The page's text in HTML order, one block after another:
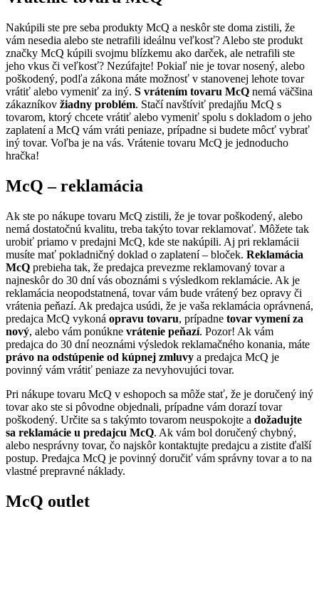
Nakúpili ste pre seba produkty McQ a neskôr ste doma zistili, že
vám nesedia alebo ste netrafili ideálnu veľkosť? Alebo ste produkt
značky McQ kúpili svojmu blízkemu ako darček, ale netrafili ste
jeho vkus či veľkosť? Nezúfajte! Pokiaľ nie je tovar nosený, alebo
poškodený, podľa zákona máte možnosť v stanovenej lehote tovar
vrátiť alebo vymeniť za iný. S vrátením tovaru McQ nemá väčšina
zákazníkov žiadny problém. Stačí navštíviť predajňu McQ s
tovarom, ktorý chcete vrátiť alebo vymeniť spolu s dokladom o jeho
zaplatení a McQ vám vráti peniaze, prípadne si budete môcť vybrať
iný tovar. Voľba je na vás. Vrátenie tovaru McQ je jednoducho
hračka!
McQ – reklamácia
Ak ste po nákupe tovaru McQ zistili, že je tovar poškodený, alebo
nemá dostatočnú kvalitu, treba takýto tovar reklamovať. Môžete tak
urobiť priamo v predajni McQ, kde ste nakúpili. Aj pri reklamácii
musíte mať pokladničný doklad o zaplatení – bloček. Reklamácia
McQ prebieha tak, že predajca prevezme reklamovaný tovar a
najneskôr do 30 dní vás oboznámi s výsledkom reklamácie. Ak je
reklamácia neopodstatnená, tovar vám bude vrátený bez opravy či
vrátenia peňazí. Ak predajca usúdi, že je vaša reklamácia oprávnená,
predajca McQ vykoná opravu tovaru, prípadne tovar vymení za
nový, alebo vám ponúkne vrátenie peňazí. Pozor! Ak vám
predajca do 30 dní neoznámi výsledok reklamačného konania, máte
právo na odstúpenie od kúpnej zmluvy a predajca McQ je
povinný vám vrátiť peniaze za nevyhovujúci tovar.
Pri nákupe tovaru McQ v eshopoch sa môže stať, že je doručený iný
tovar ako ste si pôvodne objednali, prípadne vám dorazí tovar
poškodený. Určite sa s takýmto tovarom neuspokojte a dožadujte
sa reklamácie u predajcu McQ. Ak vám bol doručený chybný,
alebo nesprávny tovar, čo najskôr kontaktujte predajcu a zistite ďalší
postup. Predajca McQ je povinný doručiť vám správny tovar a to na
vlastné prepravné náklady.
McQ outlet